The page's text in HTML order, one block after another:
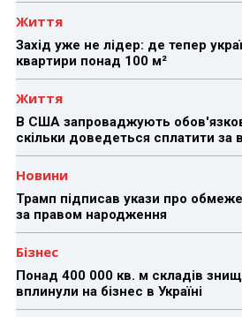
Життя
Захід уже не лідер: де тепер
квартири понад 100 м²
Життя
В США запроваджують
скільки доведеться сплатити за
Новини
Трамп підписав укази про
за правом народження
Бізнес
Понад 400 000 кв. м складів
вплинули на бізнес в Україні